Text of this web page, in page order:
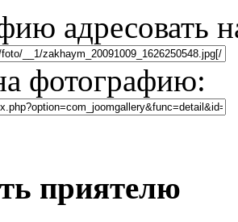
адресовать
фотографию:
приятелю